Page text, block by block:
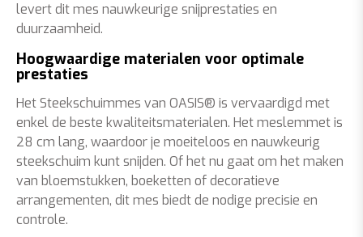
levert dit mes nauwkeurige snijprestaties en
duurzaamheid.
Hoogwaardige materialen voor optimale
prestaties
Het Steekschuimmes van OASIS® is vervaardigd met
enkel de beste kwaliteitsmaterialen. Het meslemmet is
28 cm lang, waardoor je moeiteloos en nauwkeurig
steekschuim kunt snijden. Of het nu gaat om het maken
van bloemstukken, boeketten of decoratieve
arrangementen, dit mes biedt de nodige precisie en
controle.